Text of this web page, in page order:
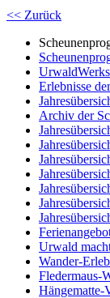
<< Zurück
Erlebnisse
Archiv der
Urwald
Wander-
Fledermaus-
Hängematte-